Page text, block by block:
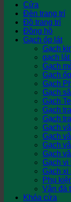
Cửa
Đèn trang trí
Đồ trang trí
Đồng hồ
Gạch ốp lát
Gạch
gạch lát
Gạch
Gạch
Gạch
Gạch
Gạch
Gạch
Gạch
Gạch
Gạch
Gạch
Gạch
Gạch vi
Gạch xi
Phụ
Vân đá
Khóa cửa